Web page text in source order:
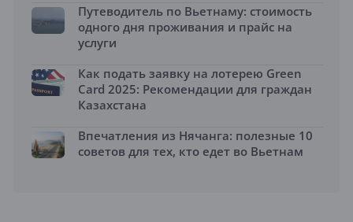
Путеводитель по Вьетнаму: стоимость
одного дня проживания и прайс на
услуги
Как подать заявку на лотерею Green
Card 2025: Рекомендации для граждан
Казахстана
Впечатления из Нячанга: полезные 10
советов для тех, кто едет во Вьетнам